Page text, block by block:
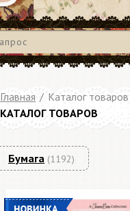
Главная / Каталог товаров
КАТАЛОГ ТОВАРОВ
Бумага (1192)